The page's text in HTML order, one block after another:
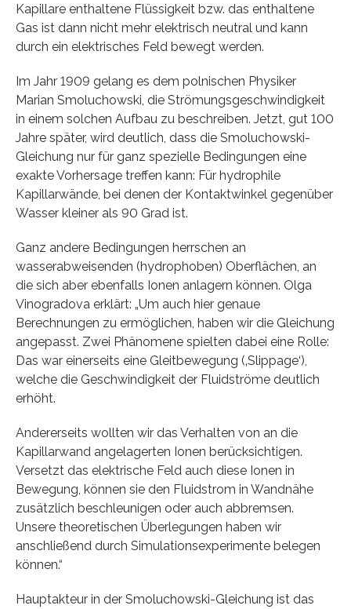
Kapillare enthaltene Flüssigkeit bzw. das enthaltene
Gas ist dann nicht mehr elektrisch neutral und kann
durch ein elektrisches Feld bewegt werden.
Im Jahr 1909 gelang es dem polnischen Physiker
Marian Smoluchowski, die Strömungsgeschwindigkeit
in einem solchen Aufbau zu beschreiben. Jetzt, gut 100
Jahre später, wird deutlich, dass die Smoluchowski-
Gleichung nur für ganz spezielle Bedingungen eine
exakte Vorhersage treffen kann: Für hydrophile
Kapillarwände, bei denen der Kontaktwinkel gegenüber
Wasser kleiner als 90 Grad ist.
Ganz andere Bedingungen herrschen an
wasserabweisenden (hydrophoben) Oberflächen, an
die sich aber ebenfalls Ionen anlagern können. Olga
Vinogradova erklärt: „Um auch hier genaue
Berechnungen zu ermöglichen, haben wir die Gleichung
angepasst. Zwei Phänomene spielten dabei eine Rolle:
Das war einerseits eine Gleitbewegung (‚Slippage‘),
welche die Geschwindigkeit der Fluidströme deutlich
erhöht.
Andererseits wollten wir das Verhalten von an die
Kapillarwand angelagerten Ionen berücksichtigen.
Versetzt das elektrische Feld auch diese Ionen in
Bewegung, können sie den Fluidstrom in Wandnähe
zusätzlich beschleunigen oder auch abbremsen.
Unsere theoretischen Überlegungen haben wir
anschließend durch Simulationsexperimente belegen
können.“
Hauptakteur in der Smoluchowski-Gleichung ist das